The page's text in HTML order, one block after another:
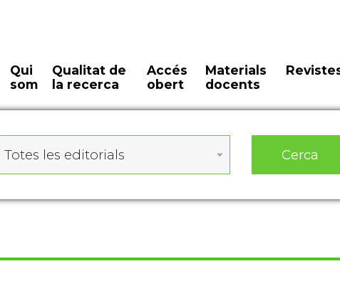
Qui
som
Qualitat de
la recerca
Accés
obert
Materials
docents
Totes les editorials Cerca